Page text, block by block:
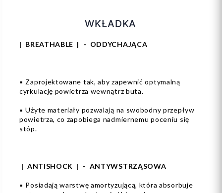
WKŁADKA
| BREATHABLE | - ODDYCHAJĄCA
▪️ Zaprojektowane tak, aby zapewnić optymalną
cyrkulację powietrza wewnątrz buta.
▪️ Użyte materiały pozwalają na swobodny przepływ
powietrza, co zapobiega nadmiernemu poceniu się
stóp.
| ANTISHOCK | - ANTYWSTRZĄSOWA
▪️ Posiadają warstwę amortyzującą, która absorbuje